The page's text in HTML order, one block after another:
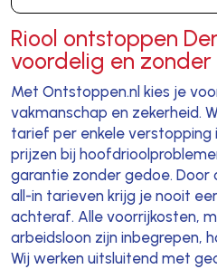
Riool ontstoppen
voordelig en zonder
Met Ontstoppen.nl kies je
vakmanschap en zekerheid.
tarief per enkele verstopping
prijzen bij
garantie zonder gedoe. Door
all-in tarieven krijg je nooit
achteraf. Alle voorrijkosten,
arbeidsloon zijn inbegrepen,
Wij werken uitsluitend met